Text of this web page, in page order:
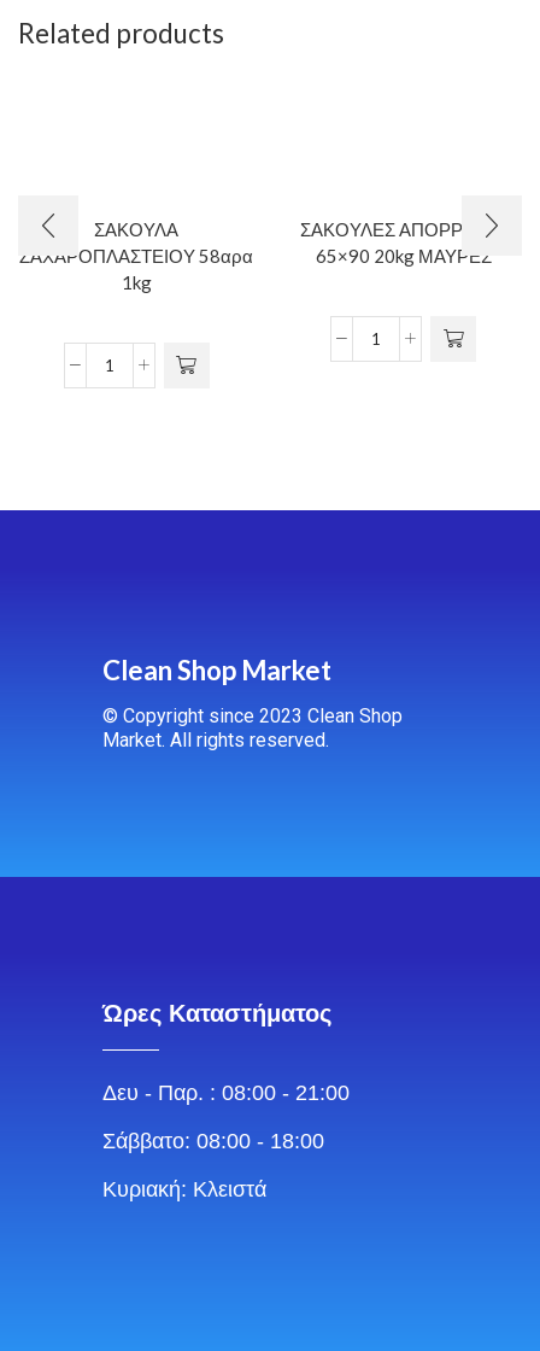
Related products
ΣΑΚΟΥΛΑ
ΖΑΧΑΡΟΠΛΑΣΤΕΙΟΥ 58αρα
1kg
ΣΑΚΟΥΛΕΣ ΑΠΟΡΡ/ΤΩΝ
65×90 20kg ΜΑΥΡΕΣ
Clean Shop Market
© Copyright since 2023 Clean Shop
Market. All rights reserved.
Ώρες Καταστήματος
Δευ - Παρ. : 08:00 - 21:00
Σάββατο: 08:00 - 18:00
Κυριακή: Κλειστά